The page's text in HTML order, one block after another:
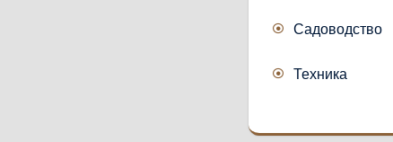
Садоводство
Техника